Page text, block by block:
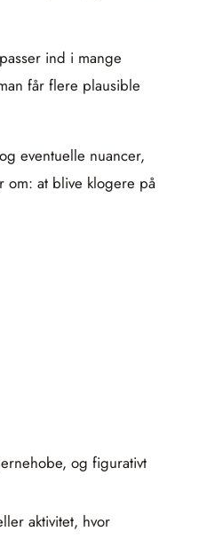
ind i mange
får flere plausible
eventuelle nuancer,
at blive klogere på
og figurativt
aktivitet, hvor